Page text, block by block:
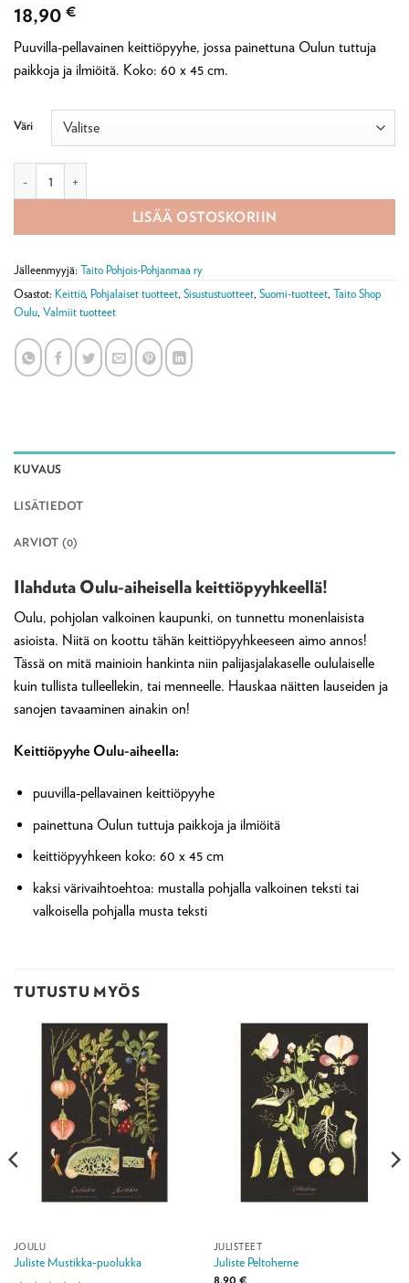
18,90 €
Puuvilla-pellavainen keittiöpyyhe, jossa painettuna Oulun tuttuja
paikkoja ja ilmiöitä. Koko: 60 x 45 cm.
Väri
LISÄÄ OSTOSKORIIN
Jälleenmyyjä: Taito Pohjois-Pohjanmaa ry
Osastot: Keittiö, Pohjalaiset tuotteet, Sisustustuotteet, Suomi-tuotteet, Taito Shop
Oulu, Valmiit tuotteet
KUVAUS
LISÄTIEDOT
ARVIOT (0)
Ilahduta Oulu-aiheisella keittiöpyyhkeellä!
Oulu, pohjolan valkoinen kaupunki, on tunnettu monenlaisista
asioista. Niitä on koottu tähän keittiöpyyhkeeseen aimo annos!
Tässä on mitä mainioin hankinta niin palijasjalakaselle oululaiselle
kuin tullista tulleellekin, tai menneelle. Hauskaa näitten lauseiden ja
sanojen tavaaminen ainakin on!
Keittiöpyyhe Oulu-aiheella:
puuvilla-pellavainen keittiöpyyhe
painettuna Oulun tuttuja paikkoja ja ilmiöitä
keittiöpyyhkeen koko: 60 x 45 cm
kaksi värivaihtoehtoa: mustalla pohjalla valkoinen teksti tai
valkoisella pohjalla musta teksti
TUTUSTU MYÖS
JOULU
Juliste Mustikka-puolukka
JULISTEET
Juliste Peltoherne
8,90 €